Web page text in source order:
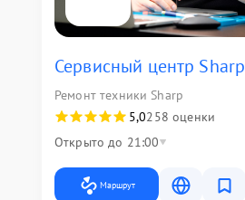
Сервисный центр Sharp
Ремонт техники Sharp
5,0258 оценки
Открыто до 21:00
Маршрут